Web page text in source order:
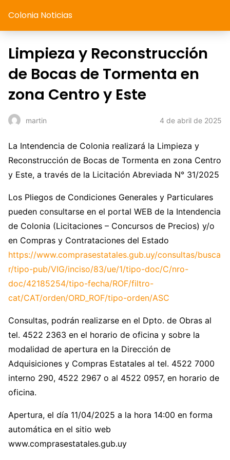
Colonia Noticias
Limpieza y Reconstrucción
de Bocas de Tormenta en
zona Centro y Este
martin 4 de abril de 2025
La Intendencia de Colonia realizará la Limpieza y
Reconstrucción de Bocas de Tormenta en zona Centro
y Este, a través de la Licitación Abreviada N° 31/2025
Los Pliegos de Condiciones Generales y Particulares
pueden consultarse en el portal WEB de la Intendencia
de Colonia (Licitaciones – Concursos de Precios) y/o
en Compras y Contrataciones del Estado
https://www.comprasestatales.gub.uy/consultas/busca
r/tipo-pub/VIG/inciso/83/ue/1/tipo-doc/C/nro-
doc/42185254/tipo-fecha/ROF/filtro-
cat/CAT/orden/ORD_ROF/tipo-orden/ASC
Consultas, podrán realizarse en el Dpto. de Obras al
tel. 4522 2363 en el horario de oficina y sobre la
modalidad de apertura en la Dirección de
Adquisiciones y Compras Estatales al tel. 4522 7000
interno 290, 4522 2967 o al 4522 0957, en horario de
oficina.
Apertura, el día 11/04/2025 a la hora 14:00 en forma
automática en el sitio web
www.comprasestatales.gub.uy